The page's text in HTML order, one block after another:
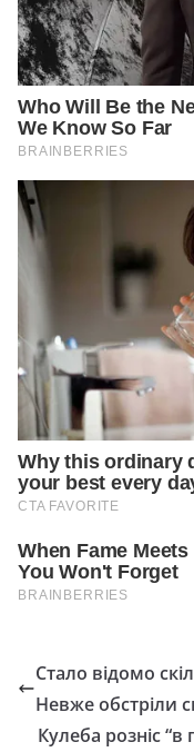
Стало відомо
Невже обстріли
Кулеба розніс “в